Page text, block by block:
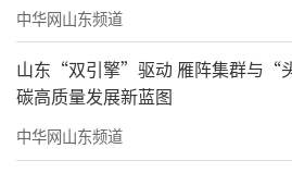
中华网山东频道
山东“双引擎”驱动 雁阵集群与“
碳高质量发展新蓝图
中华网山东频道